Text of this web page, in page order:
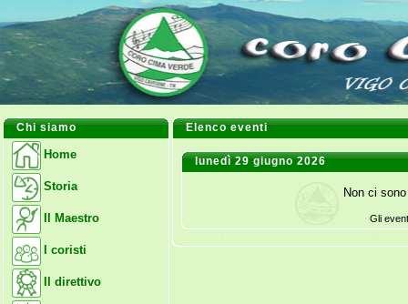
Chi siamo
Home
Storia
Il Maestro
I coristi
Il direttivo
Elenco eventi
lunedì 29 giugno 2026
Non ci
Gli